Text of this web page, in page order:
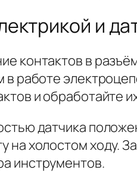
и
контактов в
в работе
и обработайте
датчика
на холостом ходу.
инструментов.